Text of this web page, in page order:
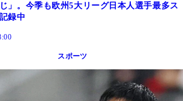
」。今季も欧州5大リーグ日本人選手最多ス
録中
スポーツ